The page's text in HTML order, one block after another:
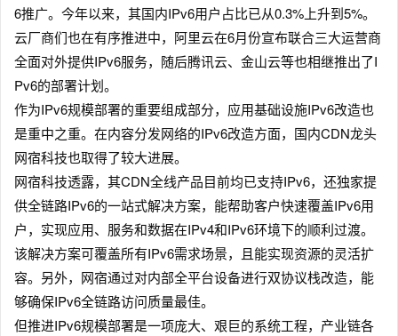
6推广。今年以来，其国内IPv6用户占比已从0.3%上升到5%。
云厂商们也在有序推进中，阿里云在6月份宣布联合三大运营商
全面对外提供IPv6服务，随后腾讯云、金山云等也相继推出了I
Pv6的部署计划。
作为IPv6规模部署的重要组成部分，应用基础设施IPv6改造也
是重中之重。在内容分发网络的IPv6改造方面，国内CDN龙头
网宿科技也取得了较大进展。
网宿科技透露，其CDN全线产品目前均已支持IPv6，还独家提
供全链路IPv6的一站式解决方案，能帮助客户快速覆盖IPv6用
户，实现应用、服务和数据在IPv4和IPv6环境下的顺利过渡。
该解决方案可覆盖所有IPv6需求场景，且能实现资源的灵活扩
容。另外，网宿通过对内部全平台设备进行双协议栈改造，能
够确保IPv6全链路访问质量最佳。
但推进IPv6规模部署是一项庞大、艰巨的系统工程，产业链各